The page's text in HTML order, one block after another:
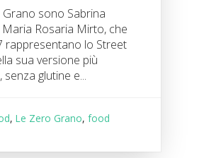
sono Sabrina
Rosaria Mirto, che
rappresentano lo Street
sua versione più
senza glutine e...
,Le Zero Grano,food